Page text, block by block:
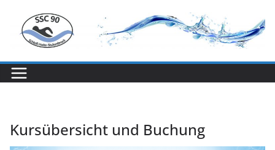
Inhalt
springen
Kursübersicht und Buchung